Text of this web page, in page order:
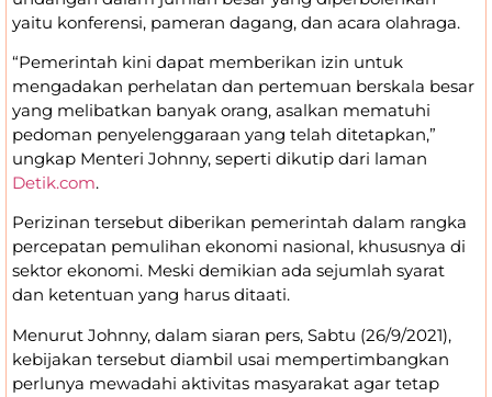
yaitu konferensi, pameran dagang, dan acara olahraga.
“Pemerintah kini dapat memberikan izin untuk
mengadakan perhelatan dan pertemuan berskala besar
yang melibatkan banyak orang, asalkan mematuhi
pedoman penyelenggaraan yang telah ditetapkan,”
ungkap Menteri Johnny, seperti dikutip dari laman
Detik.com.
Perizinan tersebut diberikan pemerintah dalam rangka
percepatan pemulihan ekonomi nasional, khususnya di
sektor ekonomi. Meski demikian ada sejumlah syarat
dan ketentuan yang harus ditaati.
Menurut Johnny, dalam siaran pers, Sabtu (26/9/2021),
kebijakan tersebut diambil usai mempertimbangkan
perlunya mewadahi aktivitas masyarakat agar tetap